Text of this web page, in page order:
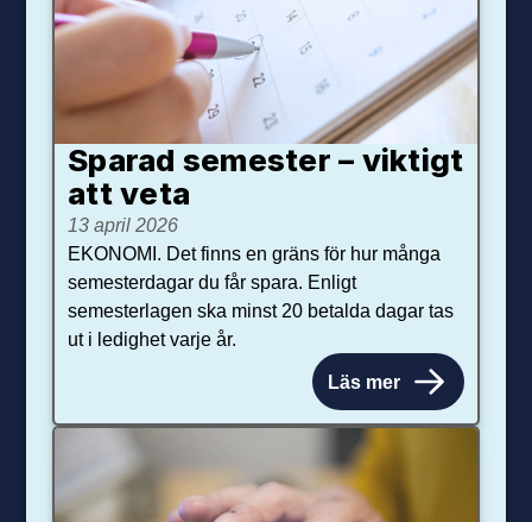
Sparad semester – viktigt
att veta
13 april 2026
EKONOMI. Det finns en gräns för hur många
semesterdagar du får spara. Enligt
semesterlagen ska minst 20 betalda dagar tas
ut i ledighet varje år.
Läs mer